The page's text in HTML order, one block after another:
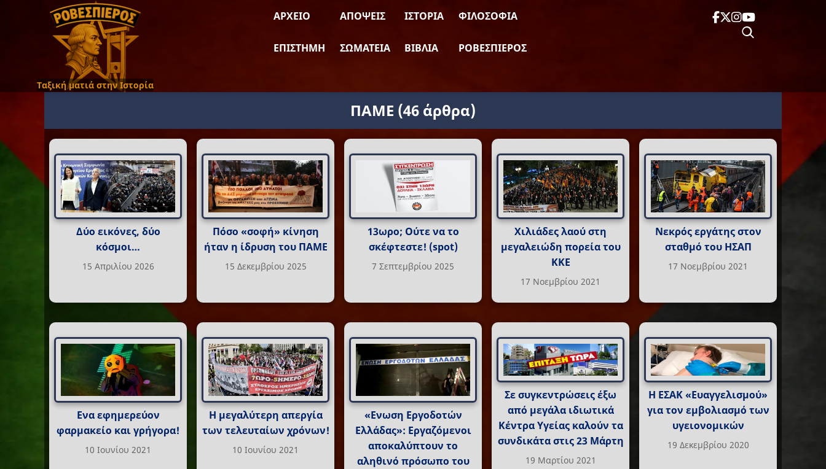
Ταξική ματιά στην Ιστορία
ΑΡΧΕΊΟ ΑΠΌΨΕΙΣ ΙΣΤΟΡΊΑ ΦΙΛΟΣΟΦΊΑ
ΕΠΙΣΤΉΜΗ ΣΩΜΑΤΕΊΑ ΒΙΒΛΊΑ ΡΟΒΕΣΠΙΈΡΟΣ
ΠΑΜΕ (46 άρθρα)
Δύο εικόνες, δύο
κόσμοι…
15 Απριλίου 2026
Πόσο «σοφή» κίνηση
ήταν η ίδρυση του ΠΑΜΕ
15 Δεκεμβρίου 2025
13ωρο; Ούτε να το
σκέφτεστε! (spot)
7 Σεπτεμβρίου 2025
Χιλιάδες λαού στη
μεγαλειώδη πορεία του
ΚΚΕ
17 Νοεμβρίου 2021
Νεκρός εργάτης στον
σταθμό του ΗΣΑΠ
17 Νοεμβρίου 2021
Ενα εφημερεύον
φαρμακείο και γρήγορα!
10 Ιουνίου 2021
Η μεγαλύτερη απεργία
των τελευταίων χρόνων!
10 Ιουνίου 2021
«Ενωση Εργοδοτών
Ελλάδας»: Εργαζόμενοι
αποκαλύπτουν το
αληθινό πρόσωπο του
Σε συγκεντρώσεις έξω
από μεγάλα ιδιωτικά
Κέντρα Υγείας καλούν τα
συνδικάτα στις 23 Μάρτη
19 Μαρτίου 2021
Η ΕΣΑΚ «Ευαγγελισμού»
για τον εμβολιασμό των
υγειονομικών
19 Δεκεμβρίου 2020